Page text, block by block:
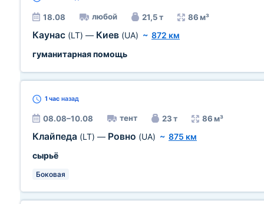
18.08 любой 21,5 т 86 м³
Каунас (LT) — Киев (UA) ~ 872 км
гуманитарная помощь
1 час назад
08.08–10.08 тент 23 т 86 м³
Клайпеда (LT) — Ровно (UA) ~ 875 км
сырьё
Боковая